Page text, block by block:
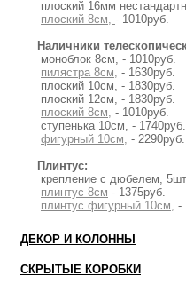
плоский 16мм
плоский 8см, - 1010руб.
Наличники
моноблок 8см, - 1010руб.
пилястра 8см, - 1630руб.
плоский 10см, - 1830руб.
плоский 12см, - 1830руб.
плоский 8см, - 1010руб.
ступенька 10см, - 1740руб.
фигурный 10см, - 2290руб.
Плинтус:
крепление с дюбелем,
плинтус 8см - 1375руб.
плинтус фигурный 10см, -
ДЕКОР И КОЛОННЫ
СКРЫТЫЕ КОРОБКИ